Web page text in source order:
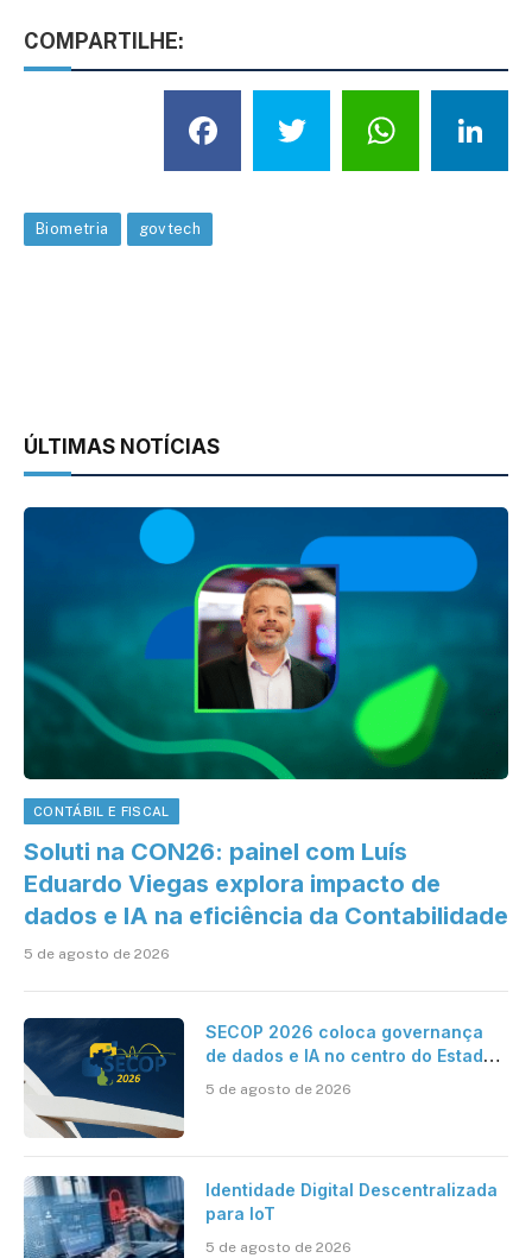
COMPARTILHE:
Facebook
Twitter
Biometria govtech
ÚLTIMAS NOTÍCIAS
CONTÁBIL E FISCAL
Soluti na CON26: painel com Luís
Eduardo Viegas explora impacto de
dados e IA na eficiência da Contabilidade
5 de agosto de 2026
SECOP 2026 coloca governança
de dados e IA no centro do Estado
5 de agosto de 2026
Identidade Digital Descentralizada
para IoT
5 de agosto de 2026